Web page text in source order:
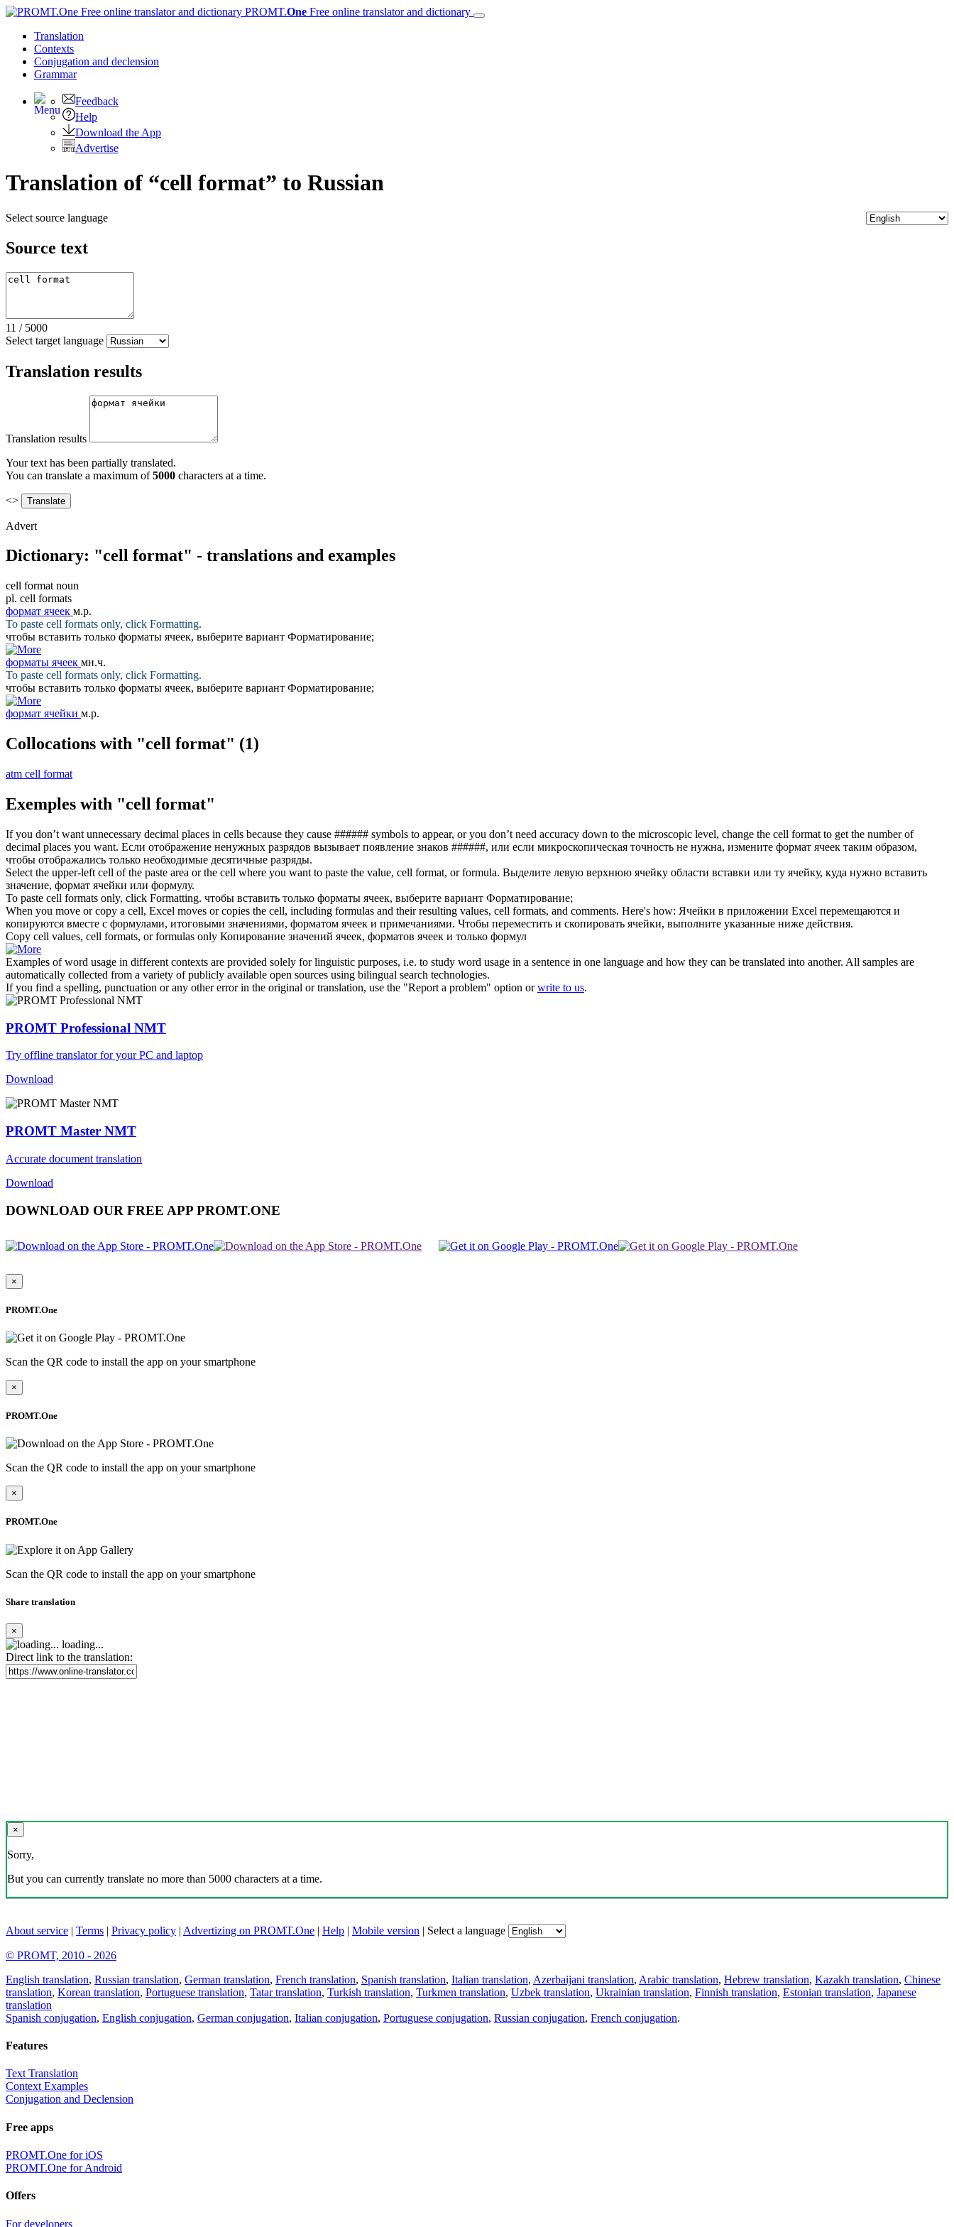
PROMT.One Free online translator and dictionary
Translation
Contexts
Conjugation and declension
Grammar
Feedback
Help
Download the App
Advertise
Translation of “cell format” to Russian
Select source language
Source text
11 / 5000
Select target language
Translation results
Translation results
Your text has been partially translated.
You can translate a maximum of5000 characters at a time.
<>
Advert
Dictionary: "cell format" - translations and examples
cell format noun
pl. cell formats
формат ячеек м.р.
To paste cell formats only, click Formatting.
чтобы вставить только форматы ячеек, выберите вариант Форматирование;
форматы ячеек мн.ч.
To paste cell formats only, click Formatting.
чтобы вставить только форматы ячеек, выберите вариант Форматирование;
формат ячейки м.р.
Collocations with "cell format" (1)
atm cell format
Exemples with "cell format"
If you don’t want unnecessary decimal places in cells because they cause ###### symbols to appear, or you don’t need accuracy down to the microscopic level, change the cell format to get the number of
decimal places you want. Если отображение ненужных разрядов вызывает появление знаков ######, или если микроскопическая точность не нужна, измените формат ячеек таким образом,
чтобы отображались только необходимые десятичные разряды.
Select the upper-left cell of the paste area or the cell where you want to paste the value, cell format, or formula. Выделите левую верхнюю ячейку области вставки или ту ячейку, куда нужно вставить
значение, формат ячейки или формулу.
To paste cell formats only, click Formatting. чтобы вставить только форматы ячеек, выберите вариант Форматирование;
When you move or copy a cell, Excel moves or copies the cell, including formulas and their resulting values, cell formats, and comments. Here's how: Ячейки в приложении Excel перемещаются и
копируются вместе с формулами, итоговыми значениями, форматом ячеек и примечаниями. Чтобы переместить и скопировать ячейки, выполните указанные ниже действия.
Copy cell values, cell formats, or formulas only Копирование значений ячеек, форматов ячеек и только формул
Examples of word usage in different contexts are provided solely for linguistic purposes, i.e. to study word usage in a sentence in one language and how they can be translated into another. All samples are
automatically collected from a variety of publicly available open sources using bilingual search technologies.
If you find a spelling, punctuation or any other error in the original or translation, use the "Report a problem" option orwrite to us.
PROMT Professional NMT
Try offline translator for your PC and laptop
Download
PROMT Master NMT
Accurate document translation
Download
DOWNLOAD OUR FREE APP PROMT.ONE
×
PROMT.One
Scan the QR code to install the app on your smartphone
×
PROMT.One
Scan the QR code to install the app on your smartphone
×
PROMT.One
Scan the QR code to install the app on your smartphone
Share translation
×
loading...
Direct link to the translation:
×
Sorry,
But you can currently translate no more than 5000 characters at a time.
About service | Terms | Privacy policy | Advertizing on PROMT.One | Help | Mobile version | Select a language
© PROMT, 2010 - 2026
English translation, Russian translation, German translation, French translation, Spanish translation, Italian translation, Azerbaijani translation, Arabic translation, Hebrew translation, Kazakh translation, Chinese
translation, Korean translation, Portuguese translation, Tatar translation, Turkish translation, Turkmen translation, Uzbek translation, Ukrainian translation, Finnish translation, Estonian translation, Japanese
translation
Spanish conjugation, English conjugation, German conjugation, Italian conjugation, Portuguese conjugation, Russian conjugation, French conjugation.
Features
Text Translation
Context Examples
Conjugation and Declension
Free apps
PROMT.One for iOS
PROMT.One for Android
Offers
For developers